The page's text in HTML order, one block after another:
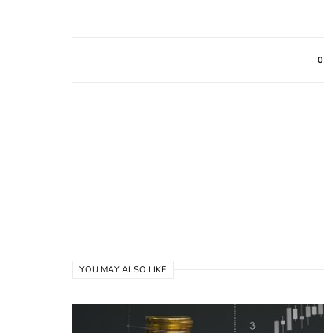
YOU MAY ALSO LIKE